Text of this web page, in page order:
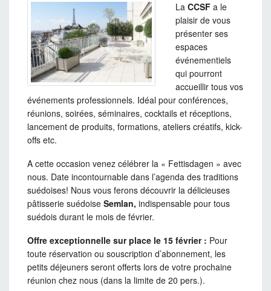
La CCSF a le
plaisir de vous
présenter ses
espaces
événementiels
qui pourront
accueillir tous vos
événements professionnels. Idéal pour conférences,
réunions, soirées, séminaires, cocktails et réceptions,
lancement de produits, formations, ateliers créatifs, kick-
offs etc.
A cette occasion venez célébrer la « Fettisdagen » avec
nous. Date incontournable dans l’agenda des traditions
suédoises! Nous vous ferons découvrir la délicieuses
pâtisserie suédoise Semlan, indispensable pour tous
suédois durant le mois de février.
Offre exceptionnelle sur place le 15 février : Pour
toute réservation ou souscription d’abonnement, les
petits déjeuners seront offerts lors de votre prochaine
réunion chez nous (dans la limite de 20 pers.).